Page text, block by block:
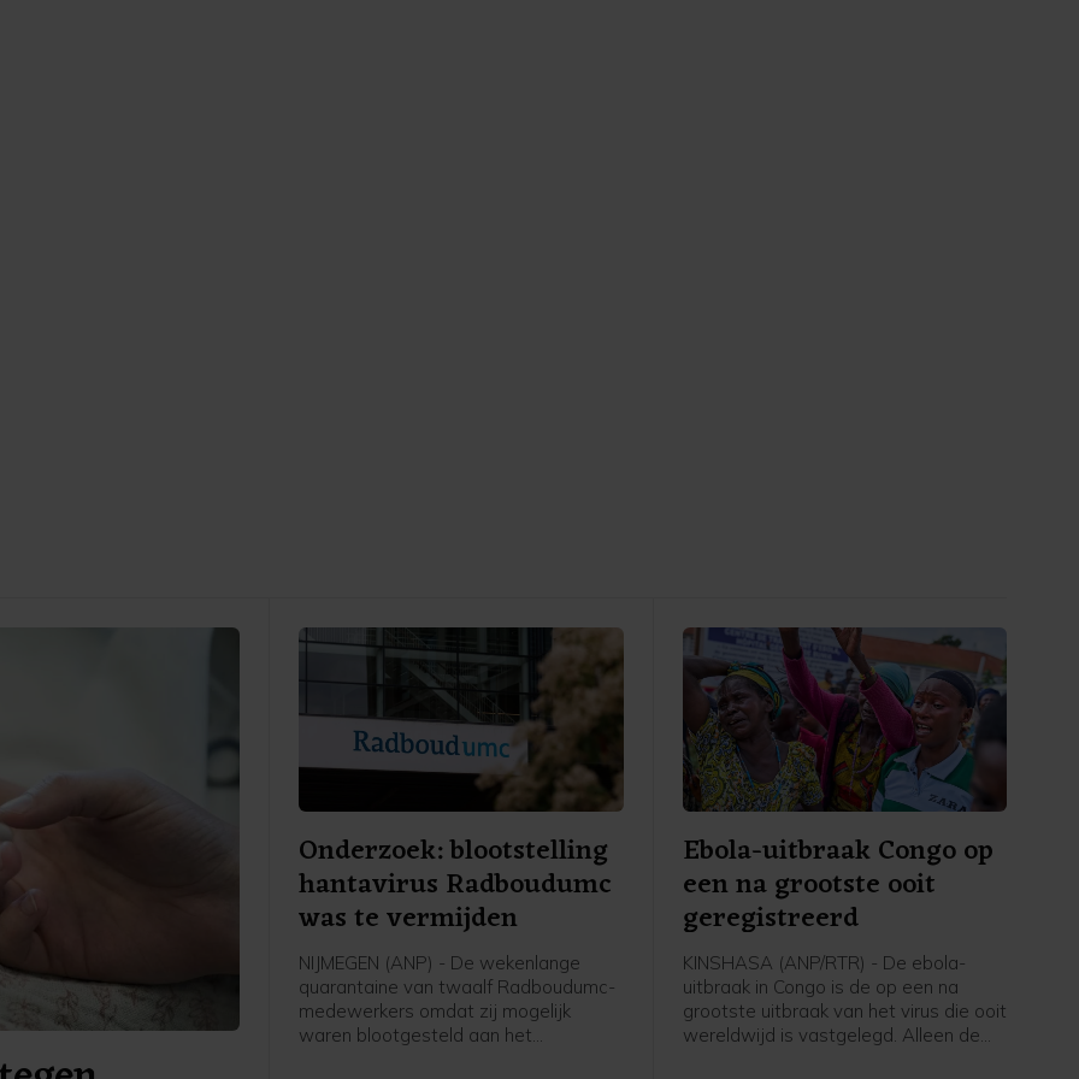
Onderzoek: blootstelling
hantavirus Radboudumc
was te vermijden
NIJMEGEN (ANP) - De wekenlange
quarantaine van twaalf Radboudumc-
medewerkers omdat zij mogelijk
waren blootgesteld aan het
Ebola-uitbraak Congo op
een na grootste ooit
geregistreerd
KINSHASA (ANP/RTR) - De ebola-
uitbraak in Congo is de op een na
grootste uitbraak van het virus die ooit
wereldwijd is vastgelegd. Alleen de